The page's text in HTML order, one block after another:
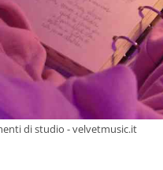
di studio - velvetmusic.it